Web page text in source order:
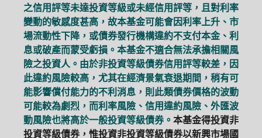
之信用評等未達投資等級或未經信用評等，且對利率
變動的敏感度甚高，故本基金可能會因利率上升、市
場流動性下降，或債券發行機構違約不支付本金、利
息或破產而蒙受虧損。本基金不適合無法承擔相關風
險之投資人。由於非投資等級債券信用評等較差，因
此違約風險較高，尤其在經濟景氣衰退期間，稍有可
能影響償付能力的不利消息，則此類債券價格的波動
可能較為劇烈，而利率風險、信用違約風險、外匯波
動風險也將高於一般投資等級債券。 本基金得投資非
投資等級債券，惟投資非投資等級債券以新興市場國